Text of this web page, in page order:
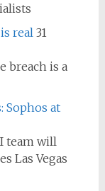
real 31
breach is a
Sophos at
team will
Las Vegas